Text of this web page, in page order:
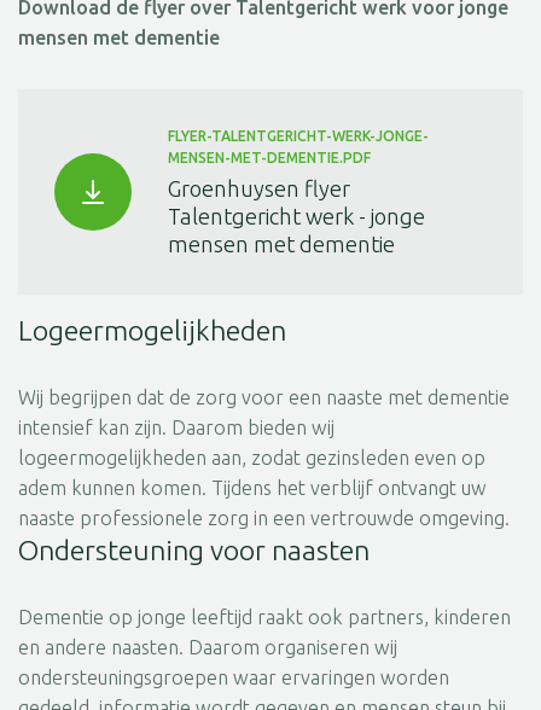
Download de flyer over Talentgericht werk voor jonge
mensen met dementie
FLYER-TALENTGERICHT-WERK-JONGE-
MENSEN-MET-DEMENTIE.PDF
Groenhuysen flyer
Talentgericht werk - jonge
mensen met dementie
Logeermogelijkheden
Wij begrijpen dat de zorg voor een naaste met dementie
intensief kan zijn. Daarom bieden wij
logeermogelijkheden aan, zodat gezinsleden even op
adem kunnen komen. Tijdens het verblijf ontvangt uw
naaste professionele zorg in een vertrouwde omgeving.
Ondersteuning voor naasten
Dementie op jonge leeftijd raakt ook partners, kinderen
en andere naasten. Daarom organiseren wij
ondersteuningsgroepen waar ervaringen worden